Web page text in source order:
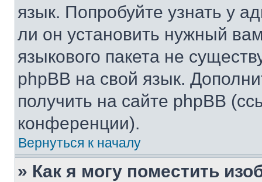
язык. Попробуйте узнать у
ли он установить нужный
языкового пакета не
phpBB на свой язык.
получить на сайте phpBB
конференции).
Вернуться к началу
» Как я могу поместить